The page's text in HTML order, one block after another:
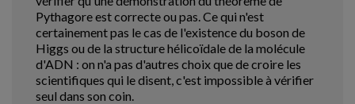
Pythagore est correcte ou pas. Ce qui n'est
certainement pas le cas de l'existence du boson de
Higgs ou de la structure hélicoïdale de la molécule
d'ADN : on n'a pas d'autres choix que de croire les
scientifiques qui le disent, c'est impossible à vérifier
seul dans son coin.